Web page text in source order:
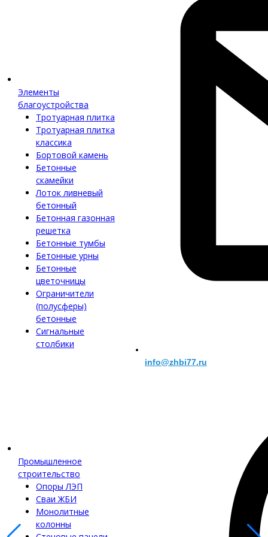
Элементы
благоустройства
Тротуарная плитка
Тротуарная плитка
классика
Бортовой камень
Бетонные
скамейки
Лоток ливневый
бетонный
Бетонная газонная
решетка
Бетонные тумбы
Бетонные урны
Бетонные
цветочницы
Ограничители
(полусферы)
бетонные
Сигнальные
столбики
Промышленное
строительство
Опоры ЛЭП
Сваи ЖБИ
Монолитные
колонны
info@zhbi77.ru